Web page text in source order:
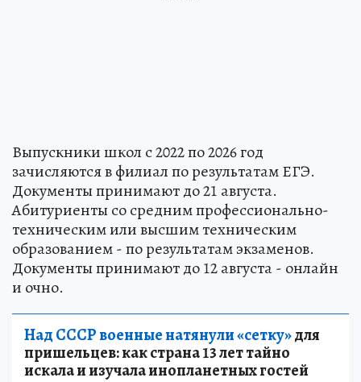
Выпускники школ с 2022 по 2026 год
зачисляются в филиал по результатам ЕГЭ.
Документы принимают до 21 августа.
Абитуриенты со средним профессионально-
техническим или высшим техническим
образованием - по результатам экзаменов.
Документы принимают до 12 августа - онлайн
и очно.
Над СССР военные натянули «сетку»для
пришельцев: как страна 13 лет тайно
искала и изучала инопланетных гостей